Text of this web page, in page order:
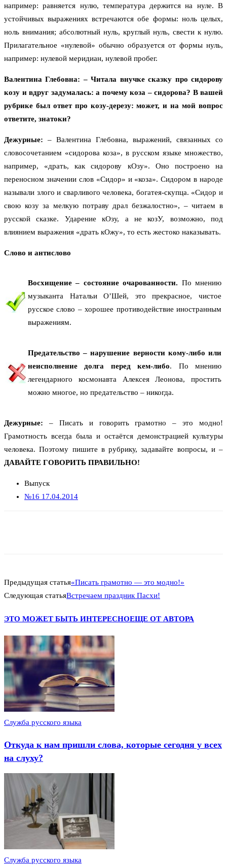
например: равняется нулю, температура держится на нуле. В
устойчивых выражениях встречаются обе формы: ноль целых,
ноль внимания; абсолютный нуль, круглый нуль, свести к нулю.
Прилагательное «нулевой» обычно образуется от формы нуль,
например: нулевой меридиан, нулевой пробег.
Валентина Глебовна: – Читала внучке сказку про сидорову
козу и вдруг задумалась: а почему коза – сидорова? В вашей
рубрике был ответ про козу-дерезу: может, и на мой вопрос
ответите, знатоки?
Дежурные: – Валентина Глебовна, выражений, связанных со
словосочетанием «сидорова коза», в русском языке множество,
например, «драть, как сидорову кОзу». Оно построено на
переносном значении слов «Сидор» и «коза». Сидором в народе
называли злого и сварливого человека, богатея-скупца. «Сидор и
свою козу за мелкую потраву драл безжалостно», – читаем в
русской сказке. Ударение кОзу, а не козУ, возможно, под
влиянием выражения «драть кОжу», то есть жестоко наказывать.
Слово и антислово
Восхищение – состояние очарованности. По мнению
музыканта Натальи О’Шей, это прекрасное, чистое
русское слово – хорошее противодействие иностранным
выражениям.
Предательство – нарушение верности кому-либо или
неисполнение долга перед кем-либо. По мнению
легендарного космонавта Алексея Леонова, простить
можно многое, но предательство – никогда.
Дежурные: – Писать и говорить грамотно – это модно!
Грамотность всегда была и остаётся демонстрацией культуры
человека. Поэтому пишите в рубрику, задавайте вопросы, и –
ДАВАЙТЕ ГОВОРИТЬ ПРАВИЛЬНО!
Выпуск
№16 17.04.2014
Предыдущая статья«Писать грамотно — это модно!»
Следующая статьяВстречаем праздник Пасхи!
ЭТО МОЖЕТ БЫТЬ ИНТЕРЕСНОЕЩЕ ОТ АВТОРА
Служба русского языка
Откуда к нам пришли слова, которые сегодня у всех
на слуху?
Служба русского языка